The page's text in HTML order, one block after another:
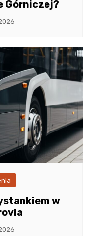
Górniczej?
w